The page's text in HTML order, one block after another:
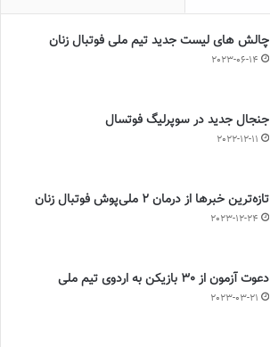
چالش هاى ليست جدید تيم ملى فوتبال زنان
2023-06-14
جنجال جدید در سوپرلیگ فوتسال
2022-12-11
تازه‌ترین خبرها از درمان ۲ ملی‌پوش فوتبال زنان
2023-12-24
دعوت آزمون از 30 بازیکن به اردوی تیم ملی
2023-03-21